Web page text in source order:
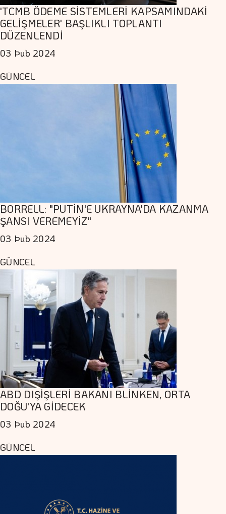
'TCMB ÖDEME SİSTEMLERİ KAPSAMINDAKİ
GELİŞMELER' BAŞLIKLI TOPLANTI
DÜZENLENDİ
03 Þub 2024
GÜNCEL
BORRELL: "PUTİN'E UKRAYNA'DA KAZANMA
ŞANSI VEREMEYİZ"
03 Þub 2024
GÜNCEL
ABD DIŞİŞLERİ BAKANI BLİNKEN, ORTA
DOĞU'YA GİDECEK
03 Þub 2024
GÜNCEL